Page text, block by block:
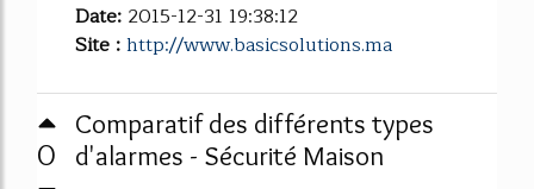
Date: 2015-12-31 19:38:12
Site :http://www.basicsolutions.ma
0
Comparatif des différents types
d'alarmes - Sécurité Maison